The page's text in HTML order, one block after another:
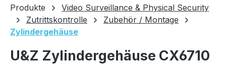
Produkte
Video Surveillance & Physical Security
Zutrittskontrolle
Zubehör / Montage
Zylindergehäuse
U&Z Zylindergehäuse CX6710